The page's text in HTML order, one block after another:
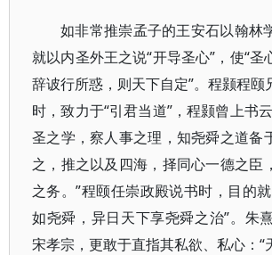
如非常推崇孟子的王安石以翰林
就以内圣外王之说“开导圣心”，使“圣
辞诐行所惑，则天下自定”。程颢程颐
时，致力于“引君当道”，程颢曾上书
圣之学，察人事之理，知尧舜之道备
之，推之以及四海，择同心一德之臣
之务。”程颐任崇政殿说书时，目的
如尧舜，异日天下享尧舜之治”。朱
宋孝宗，更敢于直指其私欲、私心：“